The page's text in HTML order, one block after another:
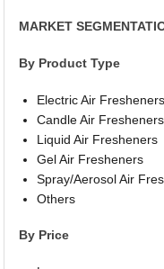
MARKET
By Product Type
Electric Air Fresheners
Candle Air Fresheners
Liquid Air Fresheners
Gel Air Fresheners
Spray/Aerosol Air
Others
By Price